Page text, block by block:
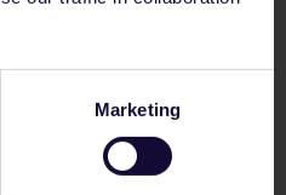
Marketing